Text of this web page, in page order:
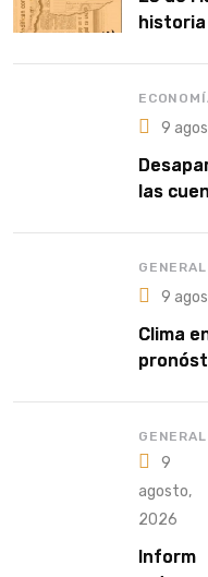
historia
9
las
GENERAL
9
Clima
GENERAL
9
agosto,
2026
Inform